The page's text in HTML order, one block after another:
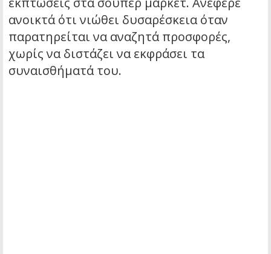
ανοικτά ότι νιώθει δυσαρέσκεια όταν
παρατηρείται να αναζητά προσφορές,
χωρίς να διστάζει να εκφράσει τα
συναισθήματά του.